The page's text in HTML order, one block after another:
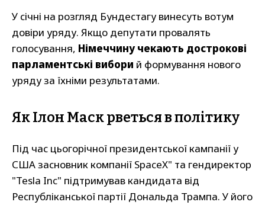
У січні на розгляд Бундестагу винесуть вотум
довіри уряду. Якщо депутати провалять
голосування, Німеччину чекають дострокові
парламентські вибори й формування нового
уряду за їхніми результатами.
Як Ілон Маск рветься в політику
Під час цьогорічної президентської кампанії у
США засновник компанії SpaceX" та гендиректор
"Tesla Inc" підтримував кандидата від
Республіканської партії Дональда Трампа. У його